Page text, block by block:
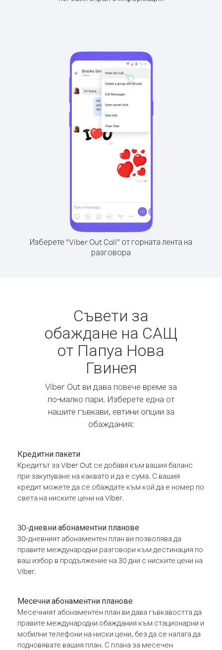
Изберете “Viber Out Call” от горната лента на
разговора
Съвети за
обаждане на САЩ
от Папуа Нова
Гвинея
Viber Out ви дава повече време за
по-малко пари. Изберете една от
нашите гъвкави, евтини опции за
обаждания:
Кредитни пакети
Кредитът за Viber Out се добавя към вашия баланс
при закупуване на каквато и да е сума. С вашия
кредит можете да се обаждате към кой да е номер по
света на ниските цени на Viber.
30-дневни абонаментни планове
30-дневният абонаментен план ви позволява да
правите международни разговори към дестинация по
ваш избор в продължение на 30 дни с ниските цени на
Viber.
Месечни абонаментни планове
Месечният абонаментен план ви дава гъвкавостта да
правите международни обаждания към стационарни и
мобилни телефони на ниски цени, без да се налага да
подновявате вашия план. С плана за месечен